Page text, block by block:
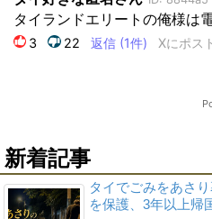
新着記事
タイでごみをあさ
を保護、3年以上